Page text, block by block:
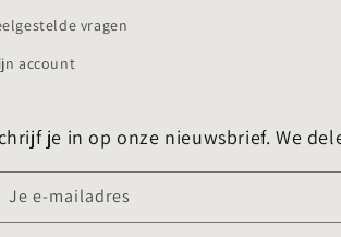
vragen
account
je in op onze nieuwsbrief. We
Je e-mailadres